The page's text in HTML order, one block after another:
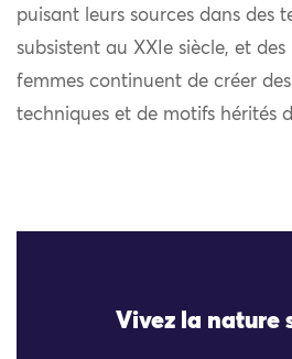
puisant leurs sources dans des
subsistent au XXIe siècle, et
femmes continuent de créer
techniques et de motifs hérités
Vivez la nature